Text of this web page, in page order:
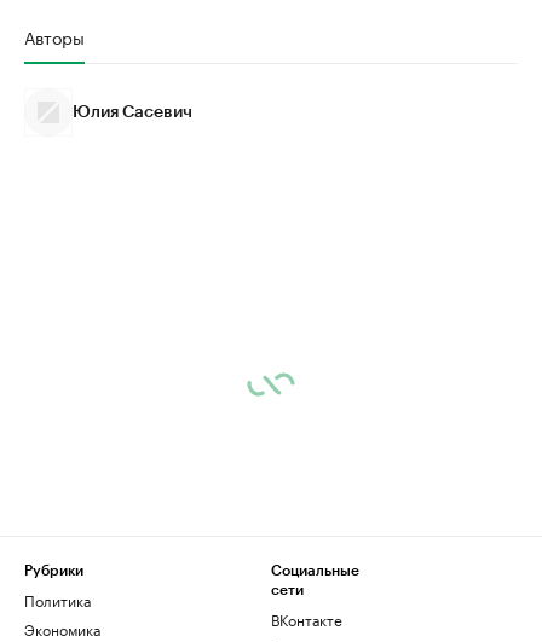
Авторы
Юлия Сасевич
Рубрики
Политика
Экономика
Социальные
сети
ВКонтакте